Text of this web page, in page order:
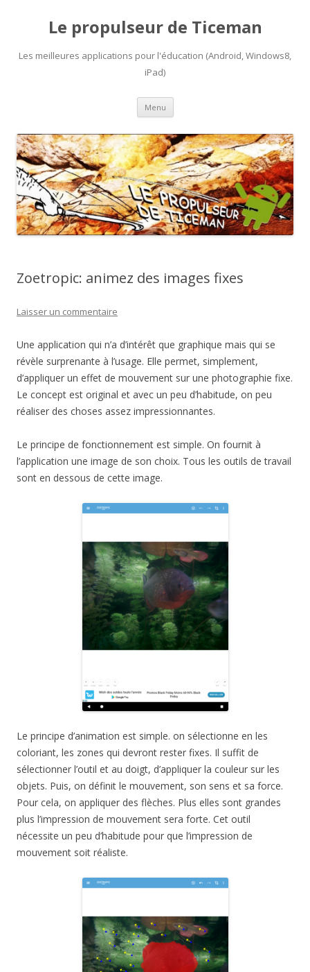
Le propulseur de Ticeman
Les meilleures applications pour l'éducation (Android, Windows8,
iPad)
Menu Aller
contenu
Zoetropic: animez des images fixes
Laisser un commentaire
Une application qui n’a d’intérêt que graphique mais qui se
révèle surprenante à l’usage. Elle permet, simplement,
d’appliquer un effet de mouvement sur une photographie fixe.
Le concept est original et avec un peu d’habitude, on peu
réaliser des choses assez impressionnantes.
Le principe de fonctionnement est simple. On fournit à
l’application une image de son choix. Tous les outils de travail
sont en dessous de cette image.
Le principe d’animation est simple. on sélectionne en les
coloriant, les zones qui devront rester fixes. Il suffit de
sélectionner l’outil et au doigt, d’appliquer la couleur sur les
objets. Puis, on définit le mouvement, son sens et sa force.
Pour cela, on appliquer des flèches. Plus elles sont grandes
plus l’impression de mouvement sera forte. Cet outil
nécessite un peu d’habitude pour que l’impression de
mouvement soit réaliste.